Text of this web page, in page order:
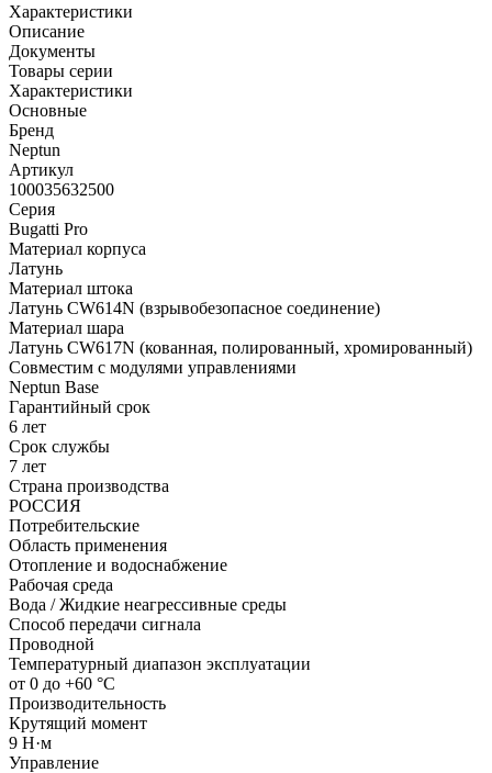
Характеристики
Описание
Документы
Товары серии
Характеристики
Основные
Бренд
Neptun
Артикул
100035632500
Серия
Bugatti Pro
Материал корпуса
Латунь
Материал штока
Латунь CW614N (взрывобезопасное соединение)
Материал шара
Латунь CW617N (кованная, полированный, хромированный)
Совместим с модулями управлениями
Neptun Base
Гарантийный срок
6 лет
Срок службы
7 лет
Страна производства
РОССИЯ
Потребительские
Область применения
Отопление и водоснабжение
Рабочая среда
Вода / Жидкие неагрессивные среды
Способ передачи сигнала
Проводной
Температурный диапазон эксплуатации
от 0 до +60 °С
Производительность
Крутящий момент
9 Н·м
Управление